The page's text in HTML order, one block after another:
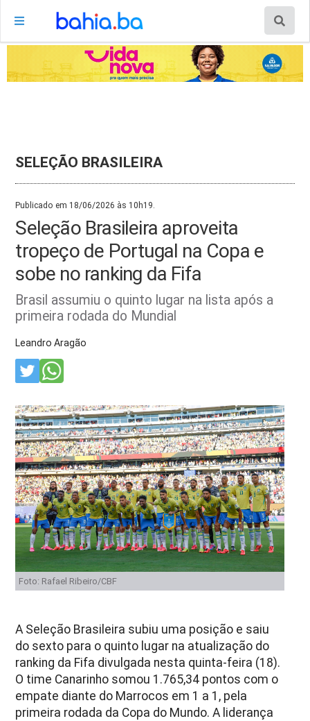
SELEÇÃO BRASILEIRA
Publicado em 18/06/2026 às 10h19.
Seleção Brasileira aproveita
tropeço de Portugal na Copa e
sobe no ranking da Fifa
Brasil assumiu o quinto lugar na lista após a
primeira rodada do Mundial
Leandro Aragão
Foto: Rafael Ribeiro/CBF
A Seleção Brasileira subiu uma posição e saiu
do sexto para o quinto lugar na atualização do
ranking da Fifa divulgada nesta quinta-feira (18).
O time Canarinho somou 1.765,34 pontos com o
empate diante do Marrocos em 1 a 1, pela
primeira rodada da Copa do Mundo. A liderança